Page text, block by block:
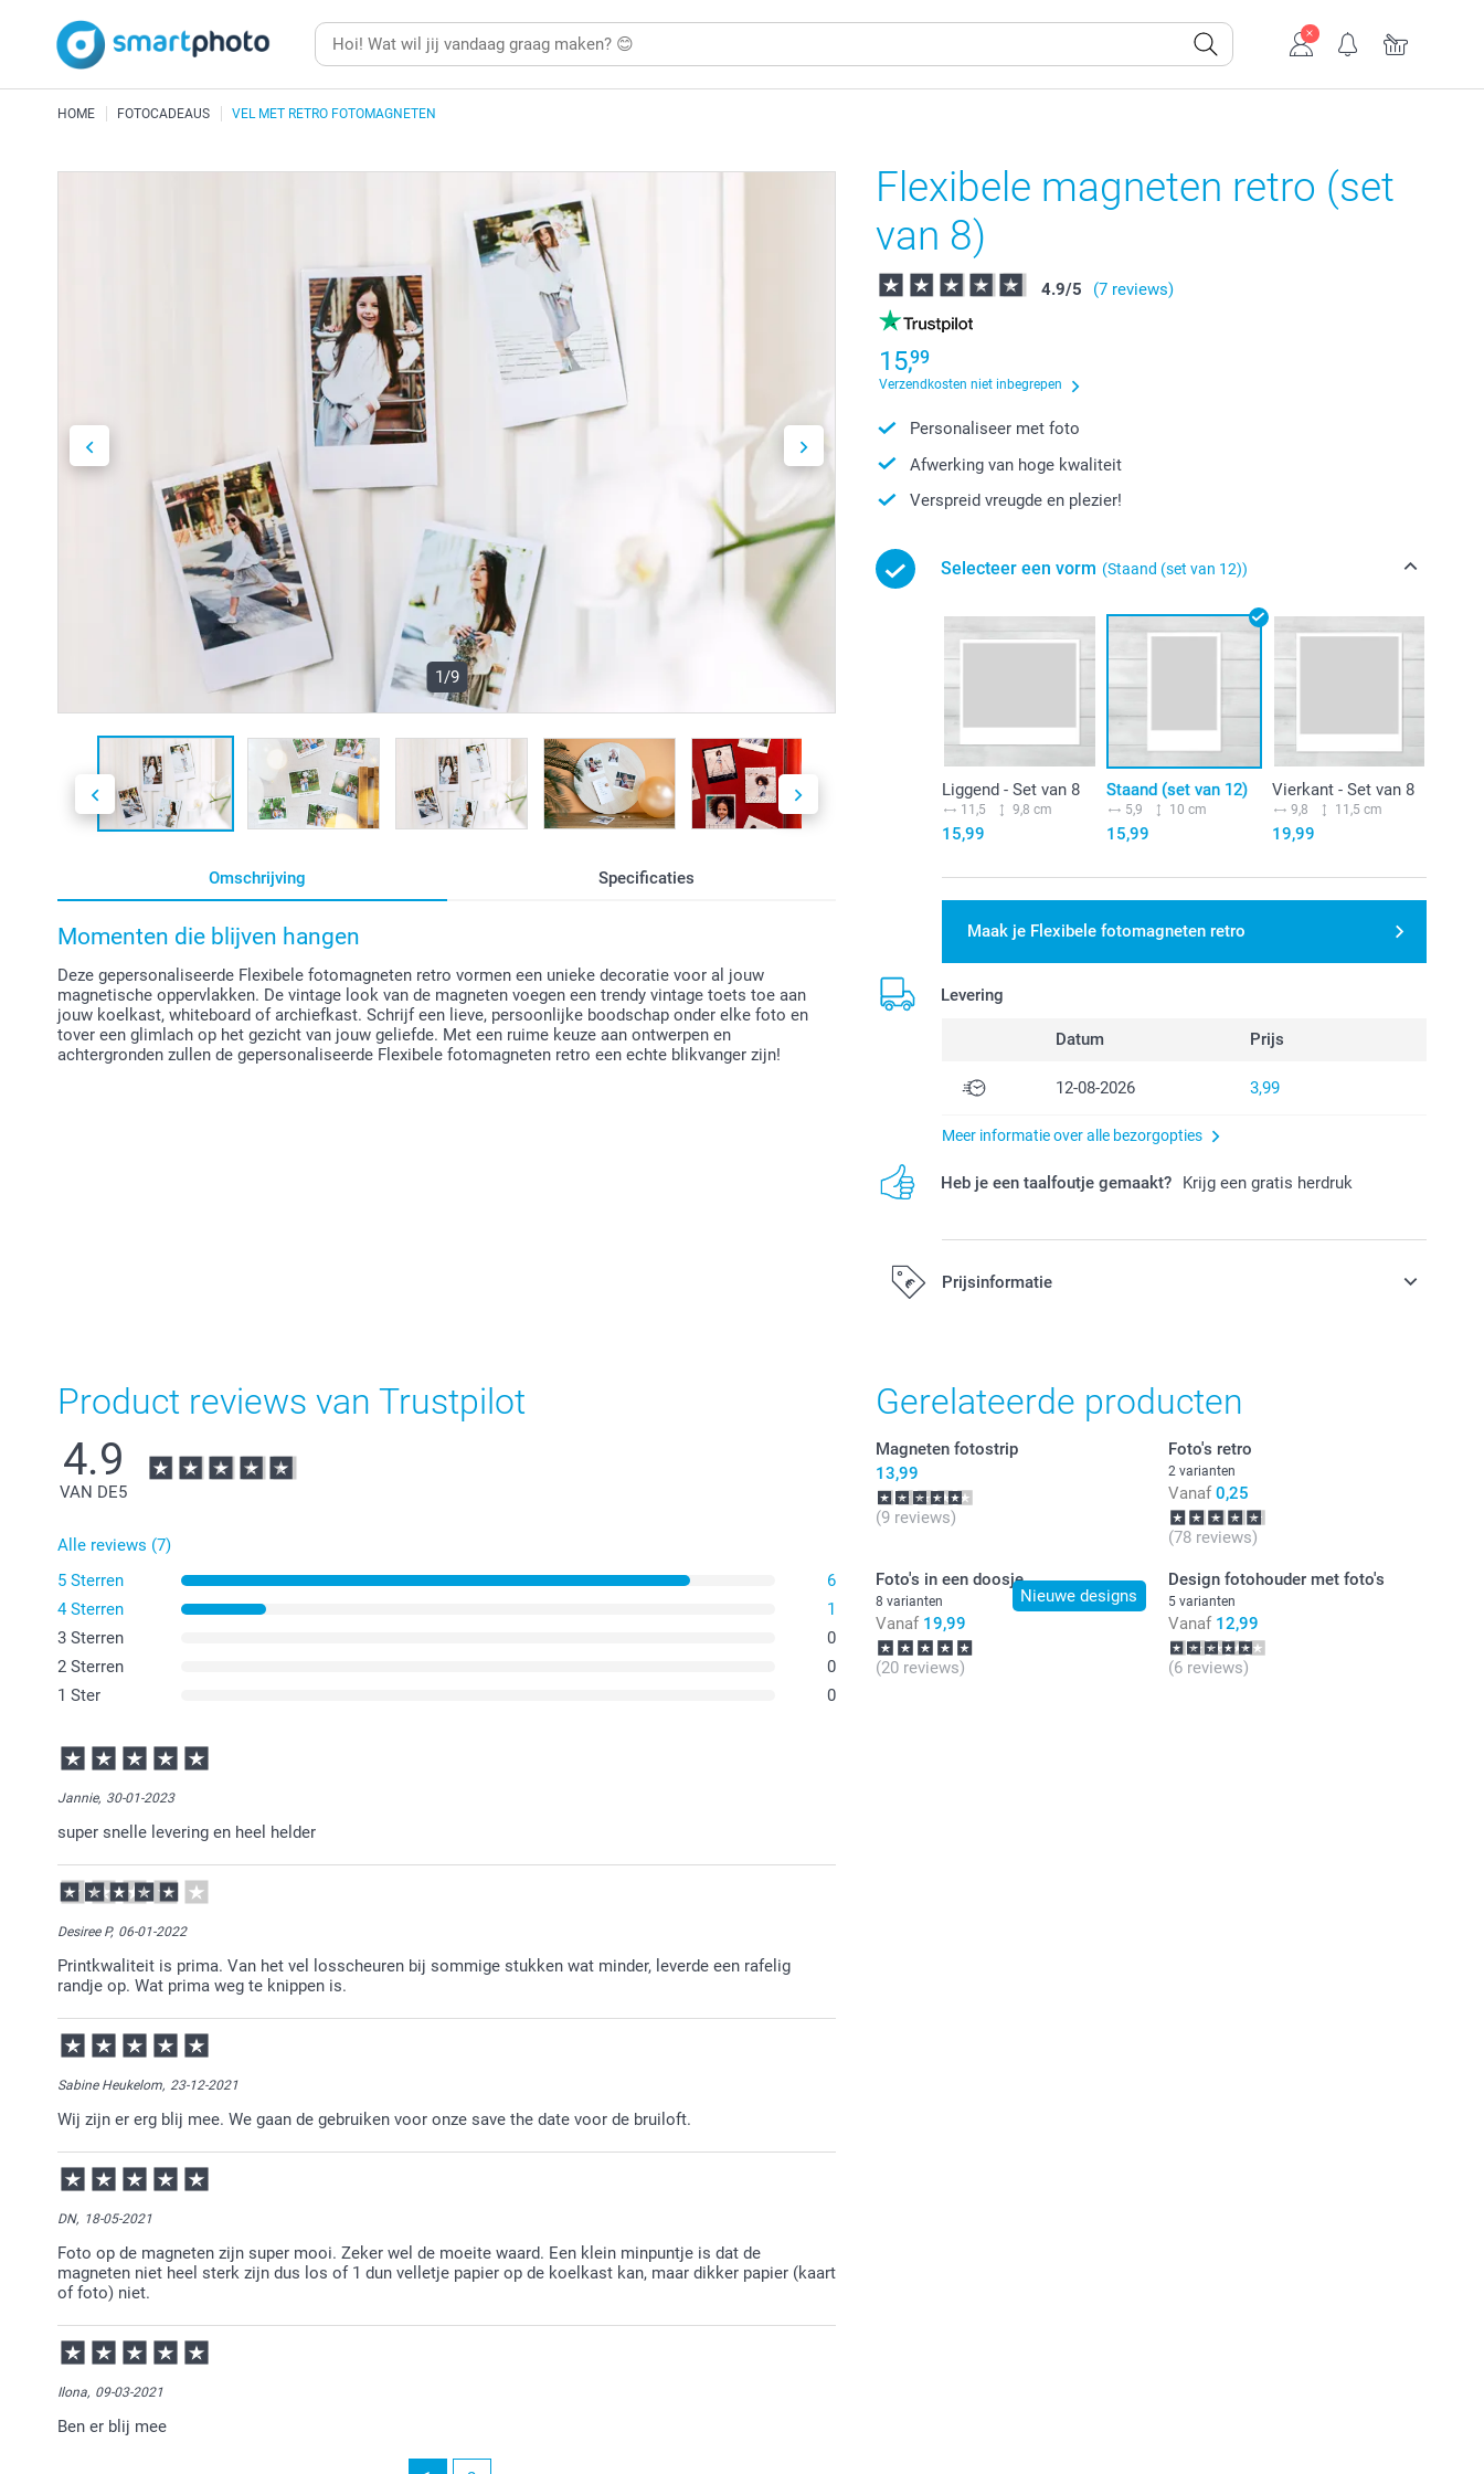
HOME FOTOCADEAUS VEL MET RETRO FOTOMAGNETEN
1/9
Omschrijving Specificaties
Momenten die blijven hangen
Deze gepersonaliseerde Flexibele fotomagneten retro vormen een unieke decoratie voor al jouw
magnetische oppervlakken. De vintage look van de magneten voegen een trendy vintage toets toe aan
jouw koelkast, whiteboard of archiefkast. Schrijf een lieve, persoonlijke boodschap onder elke foto en
tover een glimlach op het gezicht van jouw geliefde. Met een ruime keuze aan ontwerpen en
achtergronden zullen de gepersonaliseerde Flexibele fotomagneten retro een echte blikvanger zijn!
Flexibele magneten retro (set
van 8)
4.9/5 (7 reviews)
15,99
Verzendkosten niet inbegrepen
Personaliseer met foto
Afwerking van hoge kwaliteit
Verspreid vreugde en plezier!
Selecteer een vorm (Staand (set van 12))
Liggend - Set van 8
11,5 9,8 cm
15,99
Staand (set van 12)
5,9 10 cm
15,99
Vierkant - Set van 8
9,8 11,5 cm
19,99
Maak je Flexibele fotomagneten retro
Levering
Datum Prijs
12-08-2026 3,99
Meer informatie over alle bezorgopties
Heb je een taalfoutje gemaakt? Krijg een gratis herdruk
Prijsinformatie
Product reviews van Trustpilot
4.9
VAN DE5
Alle reviews (7)
5 Sterren
6
4 Sterren
1
3 Sterren
0
2 Sterren
0
1 Ster
0
Jannie, 30-01-2023
super snelle levering en heel helder
Desiree P, 06-01-2022
Printkwaliteit is prima. Van het vel losscheuren bij sommige stukken wat minder, leverde een rafelig
randje op. Wat prima weg te knippen is.
Sabine Heukelom, 23-12-2021
Wij zijn er erg blij mee. We gaan de gebruiken voor onze save the date voor de bruiloft.
DN, 18-05-2021
Foto op de magneten zijn super mooi. Zeker wel de moeite waard. Een klein minpuntje is dat de
magneten niet heel sterk zijn dus los of 1 dun velletje papier op de koelkast kan, maar dikker papier (kaart
of foto) niet.
Ilona, 09-03-2021
Ben er blij mee
Gerelateerde producten
Magneten fotostrip
13,99
(9 reviews)
Foto's retro
2 varianten
Vanaf 0,25
(78 reviews)
Nieuwe designs
Foto's in een doosje
8 varianten
Vanaf 19,99
(20 reviews)
Design fotohouder met foto's
5 varianten
Vanaf 12,99
(6 reviews)